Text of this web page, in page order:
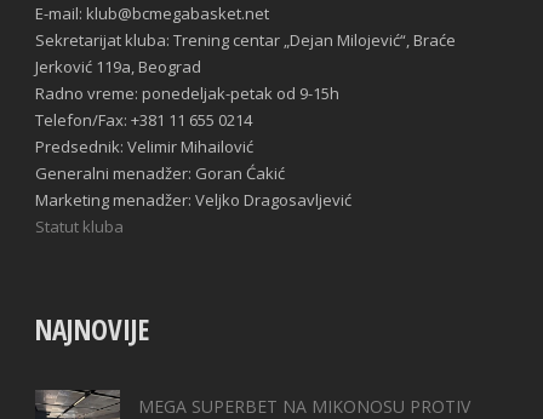
E-mail: klub@bcmegabasket.net
Sekretarijat kluba: Trening centar „Dejan Milojević“, Braće
Jerković 119a, Beograd
Radno vreme: ponedeljak-petak od 9-15h
Telefon/Fax: +381 11 655 0214
Predsednik: Velimir Mihailović
Generalni menadžer: Goran Ćakić
Marketing menadžer: Veljko Dragosavljević
Statut kluba
NAJNOVIJE
MEGA SUPERBET NA MIKONOSU PROTIV